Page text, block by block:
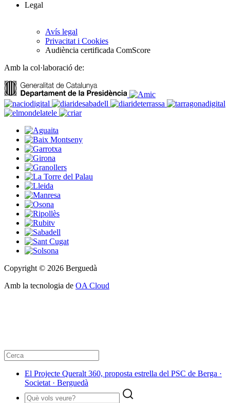
Legal
Avís legal
Privacitat i Cookies
Audiència certificada ComScore
Amb la col·laboració de:
Copyright © 2026 Berguedà
Amb la tecnologia de OA Cloud
El Projecte Queralt 360, proposta estrella del PSC de Berga ·
Societat · Berguedà